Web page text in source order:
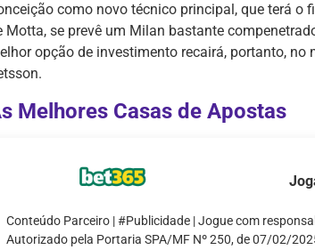
como novo técnico principal, que terá o
Motta, se prevê um Milan bastante
opção de investimento recairá, portanto,
Melhores Casas de Apostas
Conteúdo Parceiro | #Publicidade | Jogue com
Autorizado pela Portaria SPA/MF Nº 250, de 07/02/